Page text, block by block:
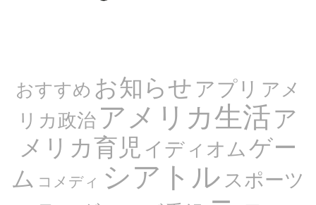
おすすめ お知らせアプリ アメ
リカ政治アメリカ生活ア
メリカ育児 イディオムゲー
ム コメディ シアトル スポーツ